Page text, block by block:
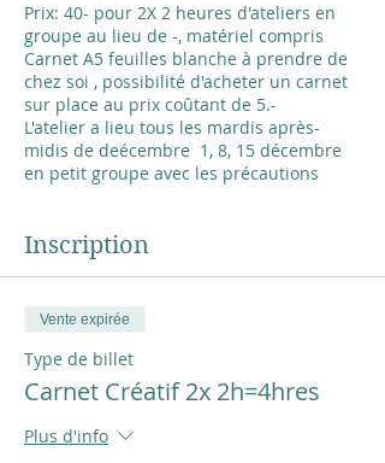
Prix: 40- pour 2X 2 heures d'ateliers en
groupe au lieu de -, matériel compris
Carnet A5 feuilles blanche à prendre de
chez soi , possibilité d'acheter un carnet
sur place au prix coûtant de 5.-
L'atelier a lieu tous les mardis après-
midis de deécembre 1, 8, 15 décembre
en petit groupe avec les précautions
Inscription
Vente expirée
Type de billet
Carnet Créatif 2x 2h=4hres
Plus d'info